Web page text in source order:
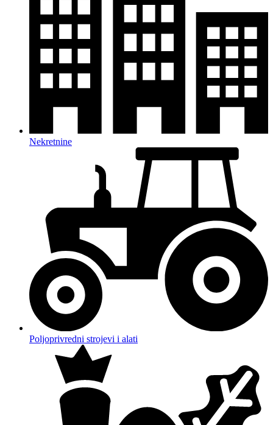
Nekretnine
Poljoprivredni strojevi i alati